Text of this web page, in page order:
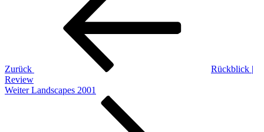
Zurück
Rückblick |
Review
Nächster
Weiter Landscapes 2001